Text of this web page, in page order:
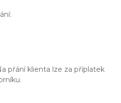
přání klienta lze za příplatek